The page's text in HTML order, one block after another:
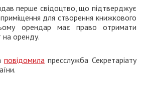
перше свідоцтво, що підтверджує
для створення книжкового
орендар має право отримати
на оренду.
повідомила пресслужба Секретаріату